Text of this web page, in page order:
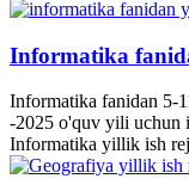
Informatika
Informatika fanidan 5-
-2025 o'quv yili uchun
Informatika yillik ish